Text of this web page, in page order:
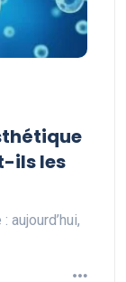
ils les
aujourd’hui,